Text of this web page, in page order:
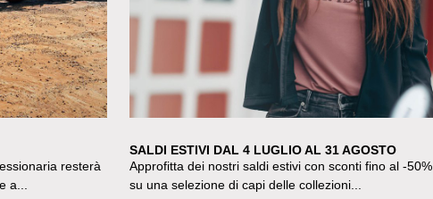
resterà
a...
SALDI ESTIVI DAL 4 LUGLIO AL 31 AGOSTO
Approfitta dei nostri saldi estivi con sconti fino al -50%
su una selezione di capi delle collezioni...